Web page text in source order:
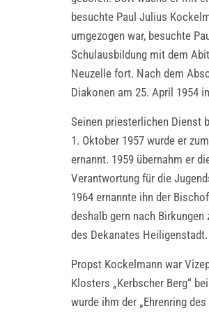
besuchte Paul Julius
umgezogen war, besuchte
Schulausbildung mit dem
Neuzelle fort. Nach dem
Diakonen am 25. April 1954
Seinen priesterlichen Dienst
1. Oktober 1957 wurde er
ernannt. 1959 übernahm er
Verantwortung für die
1964 ernannte ihn der
deshalb gern nach
des Dekanates
Propst Kockelmann war
Klosters „Kerbscher Berg“
wurde ihm der „Ehrenring